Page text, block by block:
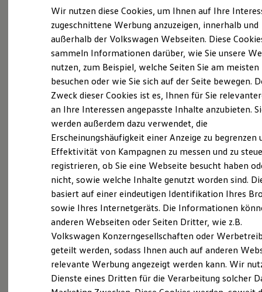
Elektroautos
ID. Tutorials
Elektrofahrzeugkonzepte
Reichweite
Reichweite der ID. Modelle
Reichweite im Winter
Laden
Laden unterwegs
Laden Zuhause
Ladezeitensimulator
Batterie
Sicherheit
Garantie und Lebensdauer
Nachhaltigkeit
Technologie
Kosten und Kauf
Verbrauchskosten
Kaufoptionen
E-Auto-Förderung
Software und Konnektivität
Die ID. Software 6
ID. Software Versionen und Updates
Digitale Extras
Schnittstellen zu Ihrem ID.
Wir nutzen diese Cookies, um Ihnen auf Ihre
zugeschnittene Werbung anzuzeigen, innerhalb und
außerhalb der Volkswagen Webseiten. Diese
sammeln Informationen darüber, wie Sie unsere
nutzen, zum Beispiel, welche Seiten Sie am meisten
besuchen oder wie Sie sich auf der Seite bewegen.
Zweck dieser Cookies ist es, Ihnen für Sie
an Ihre Interessen angepasste Inhalte anzubieten.
werden außerdem dazu verwendet, die
Erscheinungshäufigkeit einer Anzeige zu begrenzen
Effektivität von Kampagnen zu messen und zu
registrieren, ob Sie eine Webseite besucht haben
nicht, sowie welche Inhalte genutzt worden sind.
basiert auf einer eindeutigen Identifikation Ihres
sowie Ihres Internetgeräts. Die Informationen
anderen Webseiten oder Seiten Dritter, wie z.B.
Volkswagen Konzerngesellschaften oder
geteilt werden, sodass Ihnen auch auf anderen
relevante Werbung angezeigt werden kann. Wir
Dienste eines Dritten für die Verarbeitung solcher